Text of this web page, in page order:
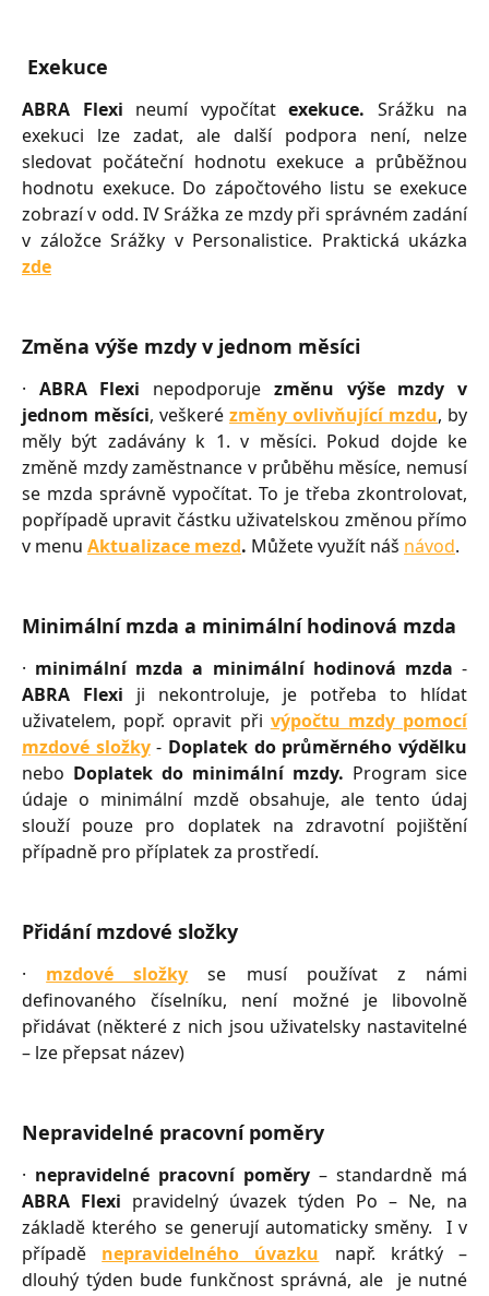
Exekuce
ABRA Flexi neumí vypočítat exekuce. Srážku na
exekuci lze zadat, ale další podpora není, nelze
sledovat počáteční hodnotu exekuce a průběžnou
hodnotu exekuce. Do zápočtového listu se exekuce
zobrazí v odd. IV Srážka ze mzdy při správném zadání
v záložce Srážky v Personalistice. Praktická ukázka
zde
Změna výše mzdy v jednom měsíci
· ABRA Flexi nepodporuje změnu výše mzdy v
jednom měsíci, veškeré změny ovlivňující mzdu, by
měly být zadávány k 1. v měsíci. Pokud dojde ke
změně mzdy zaměstnance v průběhu měsíce, nemusí
se mzda správně vypočítat. To je třeba zkontrolovat,
popřípadě upravit částku uživatelskou změnou přímo
v menu Aktualizace mezd. Můžete využít náš návod.
Minimální mzda a minimální hodinová mzda
· minimální mzda a minimální hodinová mzda -
ABRA Flexi ji nekontroluje, je potřeba to hlídat
uživatelem, popř. opravit při výpočtu mzdy pomocí
mzdové složky- Doplatek do průměrného výdělku
nebo Doplatek do minimální mzdy. Program sice
údaje o minimální mzdě obsahuje, ale tento údaj
slouží pouze pro doplatek na zdravotní pojištění
případně pro příplatek za prostředí.
Přidání mzdové složky
· mzdové složky se musí používat z námi
definovaného číselníku, není možné je libovolně
přidávat (některé z nich jsou uživatelsky nastavitelné
– lze přepsat název)
Nepravidelné pracovní poměry
· nepravidelné pracovní poměry – standardně má
ABRA Flexi pravidelný úvazek týden Po – Ne, na
základě kterého se generují automaticky směny. I v
případě nepravidelného úvazku např. krátký –
dlouhý týden bude funkčnost správná, ale je nutné